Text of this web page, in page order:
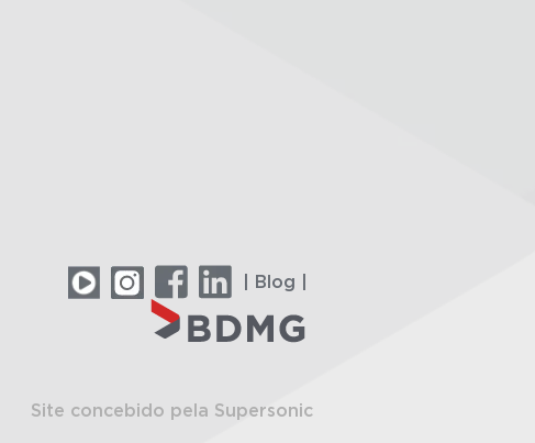
| Blog |
Site concebido pela Supersonic